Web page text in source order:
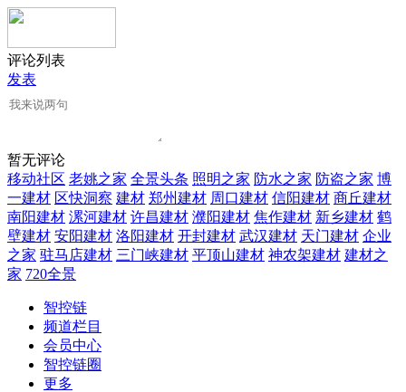
评论列表
发表
暂无评论
移动社区 老姚之家 全景头条 照明之家 防水之家 防盗之家 博
一建材 区快洞察 建材 郑州建材 周口建材 信阳建材 商丘建材
南阳建材 漯河建材 许昌建材 濮阳建材 焦作建材 新乡建材 鹤
壁建材 安阳建材 洛阳建材 开封建材 武汉建材 天门建材 企业
之家 驻马店建材 三门峡建材 平顶山建材 神农架建材 建材之
家 720全景
智控链
频道栏目
会员中心
智控链圈
更多